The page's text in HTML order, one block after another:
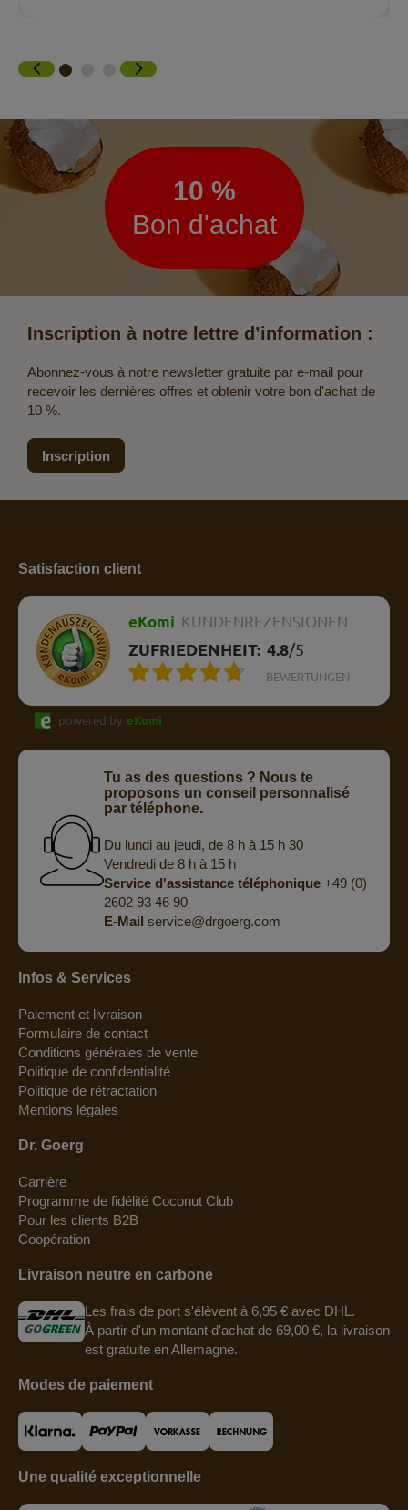
Lettre
d’information
10 %
Bon d'achat
Inscription à notre lettre d’information :
Abonnez-vous à notre newsletter gratuite par e-mail pour
recevoir les dernières offres et obtenir votre bon d'achat de
10 %.
Inscription
Satisfaction client
eKomi KUNDENREZENSIONEN
ZUFRIEDENHEIT: 4.8/5
BEWERTUNGEN
powered by eKomi
Tu as des questions ? Nous te
proposons un conseil personnalisé
par téléphone.
Du lundi au jeudi, de 8 h à 15 h 30
Vendredi de 8 h à 15 h
Service d'assistance téléphonique+49 (0)
2602 93 46 90
E-Mail service@drgoerg.com
Infos & Services
Paiement et livraison
Formulaire de contact
Conditions générales de vente
Politique de confidentialité
Politique de rétractation
Mentions légales
Dr. Goerg
Carrière
Programme de fidélité Coconut Club
Pour les clients B2B
Coopération
Livraison neutre en carbone
Les frais de port s'élèvent à 6,95 € avec DHL.
À partir d'un montant d'achat de 69,00 €, la livraison
est gratuite en Allemagne.
Modes de paiement
Une qualité exceptionnelle